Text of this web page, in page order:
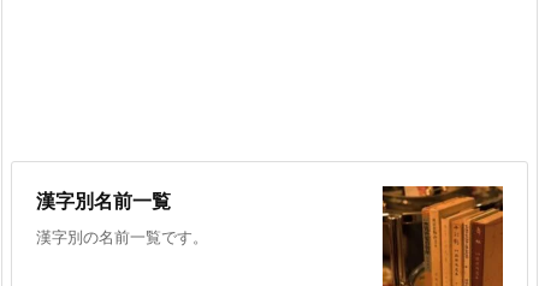
漢字別名前一覧
漢字別の名前一覧です。